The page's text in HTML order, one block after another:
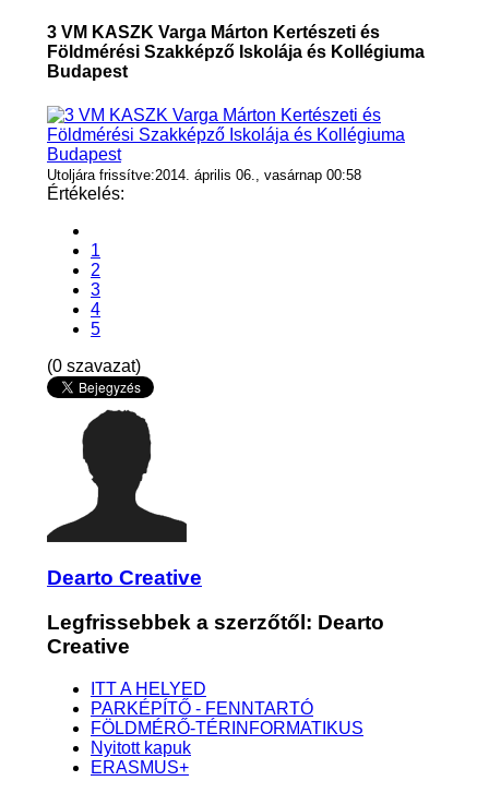
3 VM KASZK Varga Márton Kertészeti és
Földmérési Szakképző Iskolája és Kollégiuma
Budapest
Utoljára frissítve:2014. április 06., vasárnap 00:58
Értékelés:
1
2
3
4
5
(0 szavazat)
Dearto Creative
Legfrissebbek a szerzőtől: Dearto
Creative
ITT A HELYED
PARKÉPÍTŐ - FENNTARTÓ
FÖLDMÉRŐ-TÉRINFORMATIKUS
Nyitott kapuk
ERASMUS+